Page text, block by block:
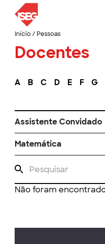
Início/ Pessoas
Docentes
A B C D E F G
Assistente Convidado
Matemática
Não foram